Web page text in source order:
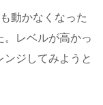
動かなくなった
。レベルが高かっ
ジしてみようと